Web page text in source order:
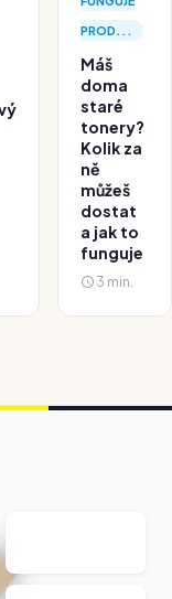
PROD...
Máš
doma
staré
tonery?
Kolik za
ně
můžeš
dostat
a jak to
funguje
3 min.